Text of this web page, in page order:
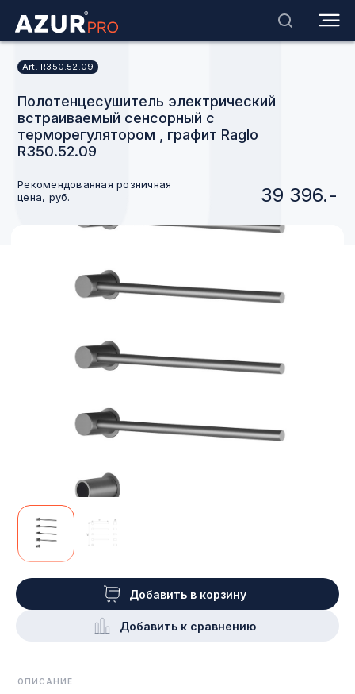
Art. R350.52.09
Полотенцесушитель электрический
встраиваемый сенсорный с
терморегулятором , графит Raglo
R350.52.09
ОПИСАНИЕ:
Рекомендованная розничная
цена, руб.
39 396.-
Добавить в корзину
Добавить к сравнению